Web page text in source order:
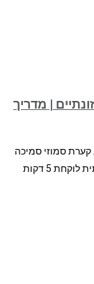
| מדריך
סמוזי סמיכה
5 דקות